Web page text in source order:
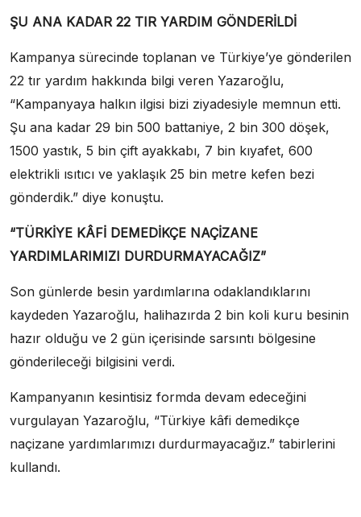
ŞU ANA KADAR 22 TIR YARDIM GÖNDERİLDİ
Kampanya sürecinde toplanan ve Türkiye’ye gönderilen
22 tır yardım hakkında bilgi veren Yazaroğlu,
“Kampanyaya halkın ilgisi bizi ziyadesiyle memnun etti.
Şu ana kadar 29 bin 500 battaniye, 2 bin 300 döşek,
1500 yastık, 5 bin çift ayakkabı, 7 bin kıyafet, 600
elektrikli ısıtıcı ve yaklaşık 25 bin metre kefen bezi
gönderdik.” diye konuştu.
“TÜRKİYE KÂFİ DEMEDİKÇE NAÇİZANE
YARDIMLARIMIZI DURDURMAYACAĞIZ”
Son günlerde besin yardımlarına odaklandıklarını
kaydeden Yazaroğlu, halihazırda 2 bin koli kuru besinin
hazır olduğu ve 2 gün içerisinde sarsıntı bölgesine
gönderileceği bilgisini verdi.
Kampanyanın kesintisiz formda devam edeceğini
vurgulayan Yazaroğlu, “Türkiye kâfi demedikçe
naçizane yardımlarımızı durdurmayacağız.” tabirlerini
kullandı.